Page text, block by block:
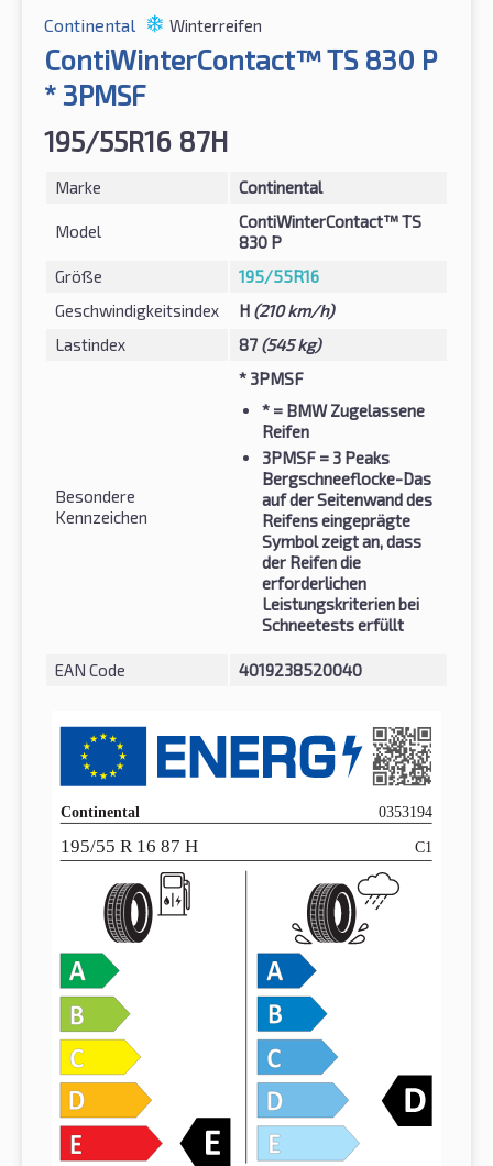
Continental Winterreifen
ContiWinterContact™ TS 830 P
* 3PMSF
195/55R16 87H
Marke Continental
Model
ContiWinterContact™ TS
830 P
Größe
195/55R16
Geschwindigkeitsindex
H (210 km/h)
Lastindex
87 (545 kg)
Besondere
Kennzeichen
* 3PMSF
* = BMW Zugelassene
Reifen
3PMSF = 3 Peaks
Bergschneeflocke-Das
auf der Seitenwand des
Reifens eingeprägte
Symbol zeigt an, dass
der Reifen die
erforderlichen
Leistungskriterien bei
Schneetests erfüllt
EAN Code 4019238520040